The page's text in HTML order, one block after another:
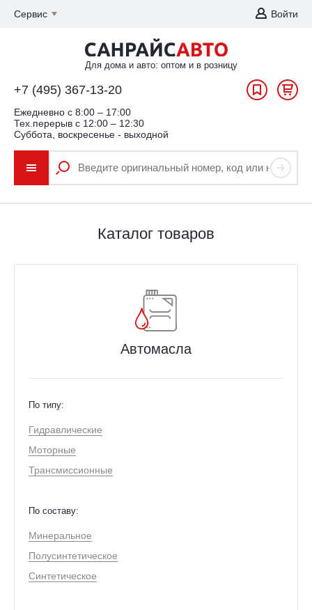
Сервис Войти
Для дома и авто: оптом и в розницу
+7 (495) 367-13-20
Ежедневно c 8:00 – 17:00
Тех.перерыв с 12:00 – 12:30
Суббота, воскресенье - выходной
Каталог товаров
Автомасла
По типу:
Гидравлические
Моторные
Трансмиссионные
По составу:
Минеральное
Полусинтетическое
Синтетическое